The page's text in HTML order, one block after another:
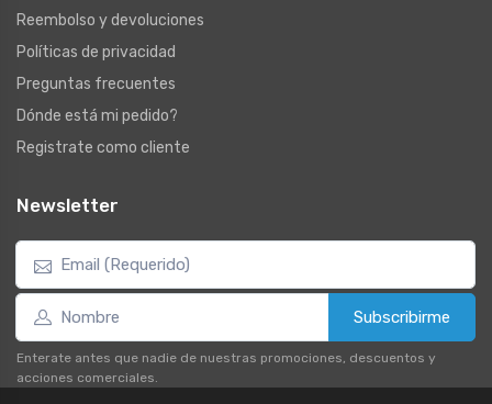
Reembolso y devoluciones
Políticas de privacidad
Preguntas frecuentes
Dónde está mi pedido?
Registrate como cliente
Newsletter
Subscribirme
Enterate antes que nadie de nuestras promociones, descuentos y
acciones comerciales.